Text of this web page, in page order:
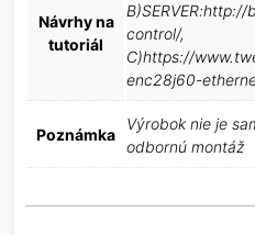
Návrhy na
tutoriál
control/,
C)https://
enc28j60-
Poznámka
Výrobok nie je
odbornú montáž